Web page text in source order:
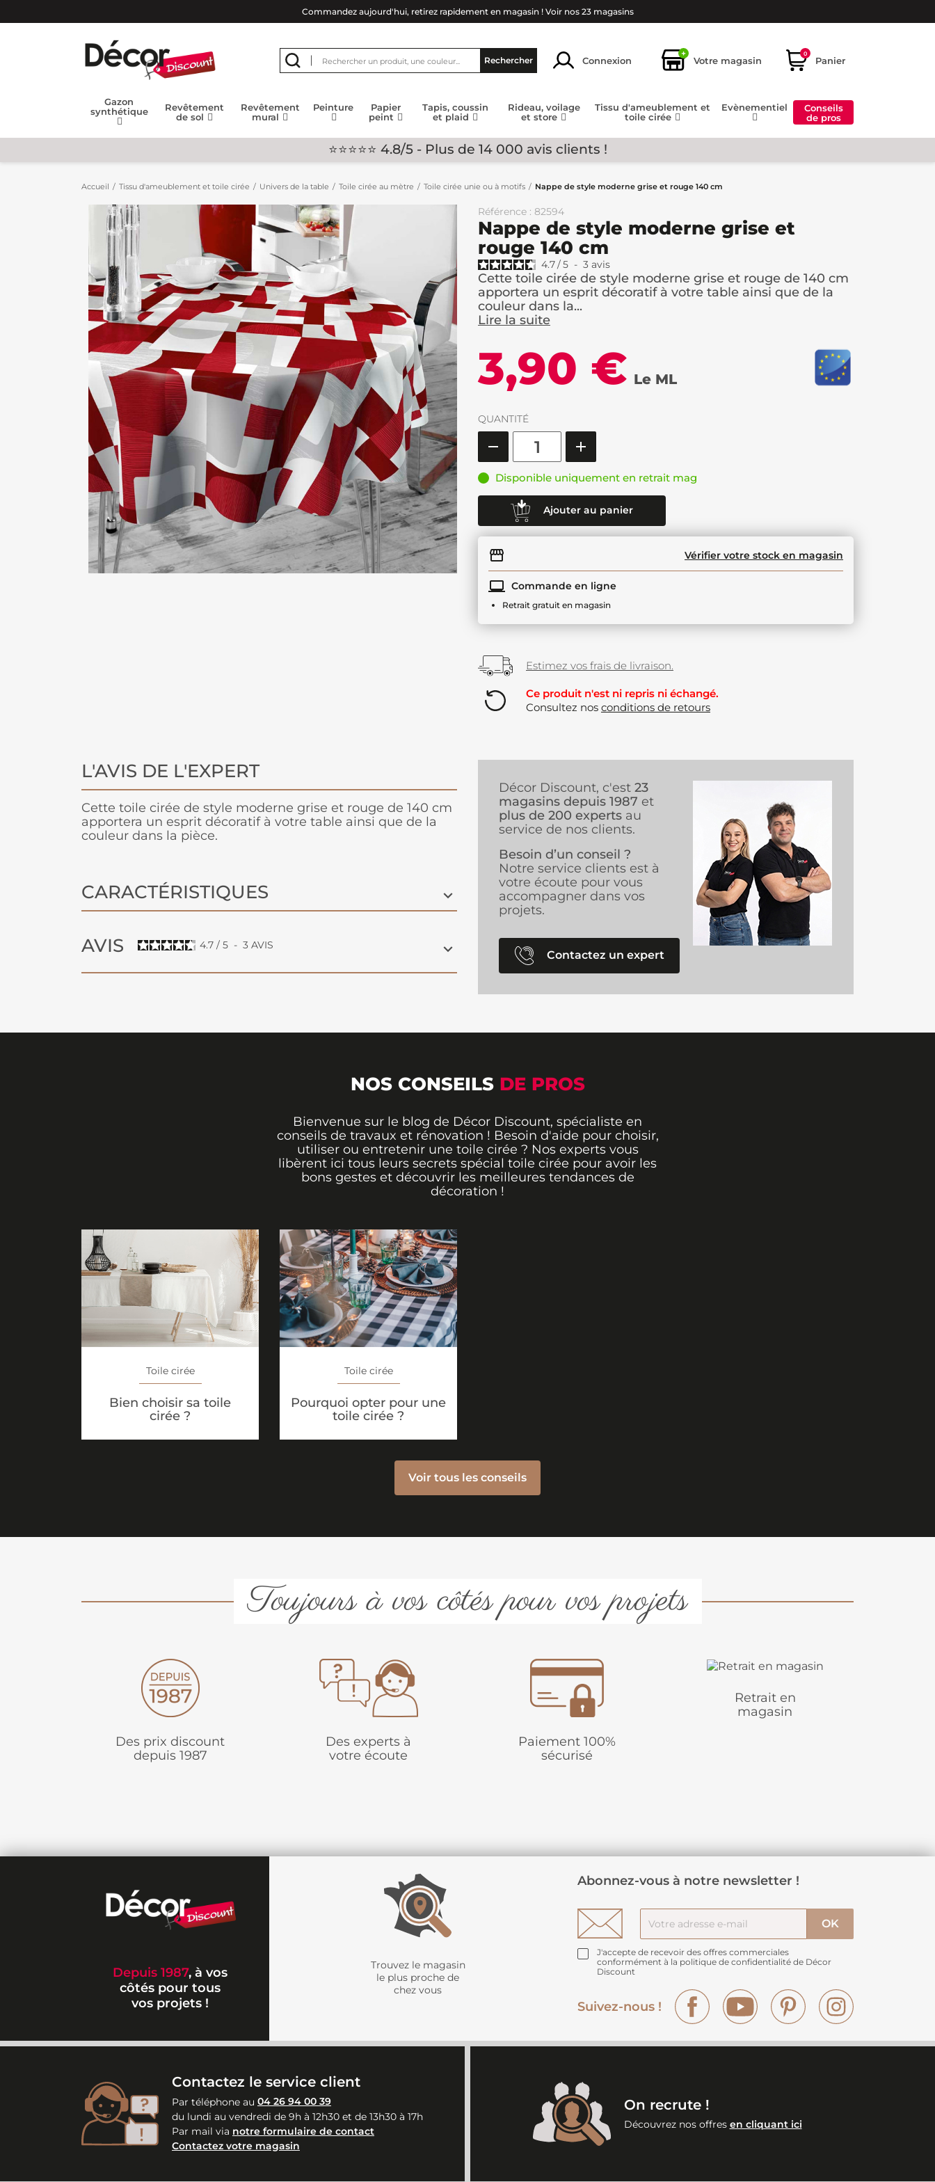
Commandez aujourd'hui, retirez rapidement en magasin ! Voir nos 23 magasins
Rechercher Connexion
+
Votre magasin
0
Panier
Gazon
synthétique
Revêtement
de sol
Revêtement
mural
Peinture
Papier
peint
Tapis, coussin
et plaid
Rideau, voilage
et store
Tissu d'ameublement et
toile cirée
Evènementiel
Conseils
de pros
⭐⭐⭐⭐⭐ 4.8/5 - Plus de 14 000 avis clients !
Accueil Tissu d'ameublement et toile cirée Univers de la table Toile cirée au mètre Toile cirée unie ou à motifs Nappe de style moderne grise et rouge 140 cm
Référence : 82594
Nappe de style moderne grise et
rouge 140 cm
4.7/5 - 3 avis
Cette toile cirée de style moderne grise et rouge de 140 cm
apportera un esprit décoratif à votre table ainsi que de la
couleur dans la...
Lire la suite
3,90 € Le ML
QUANTITÉ
Disponible uniquement en retrait mag
Ajouter au panier
Vérifier votre stock en magasin
Commande en ligne
Retrait gratuit en magasin
Estimez vos frais de livraison.
Ce produit n'est ni repris ni échangé.
Consultez nos conditions de retours
L'AVIS DE L'EXPERT
Cette toile cirée de style moderne grise et rouge de 140 cm
apportera un esprit décoratif à votre table ainsi que de la
couleur dans la pièce.
CARACTÉRISTIQUES
AVIS 4.7 / 5 - 3 AVIS
Décor Discount, c'est 23
magasins depuis 1987 et
plus de 200 experts au
service de nos clients.
Besoin d’un conseil ?
Notre service clients est à
votre écoute pour vous
accompagner dans vos
projets.
Contactez un expert
NOS CONSEILS DE PROS
Bienvenue sur le blog de Décor Discount, spécialiste en
conseils de travaux et rénovation ! Besoin d'aide pour choisir,
utiliser ou entretenir une toile cirée ? Nos experts vous
libèrent ici tous leurs secrets spécial toile cirée pour avoir les
bons gestes et découvrir les meilleures tendances de
décoration !
Toile cirée
Bien choisir sa toile
cirée ?
Toile cirée
Pourquoi opter pour une
toile cirée ?
Voir tous les conseils
Toujours à vos côtés pour vos projets
Des prix discount
depuis 1987
Des experts à
votre écoute
Paiement 100%
sécurisé
Retrait en
magasin
Depuis 1987, à vos
côtés pour tous
vos projets !
Trouvez le magasin
le plus proche de
chez vous
Abonnez-vous à notre newsletter !
J'accepte de recevoir des offres commerciales
conformément à la politique de confidentialité de Décor
Discount
Suivez-nous !
Facebook YouTube Pinterest
Contactez le service client
Par téléphone au 04 26 94 00 39
du lundi au vendredi de 9h à 12h30 et de 13h30 à 17h
Par mail via notre formulaire de contact
Contactez votre magasin
On recrute !
Découvrez nos offres en cliquant ici